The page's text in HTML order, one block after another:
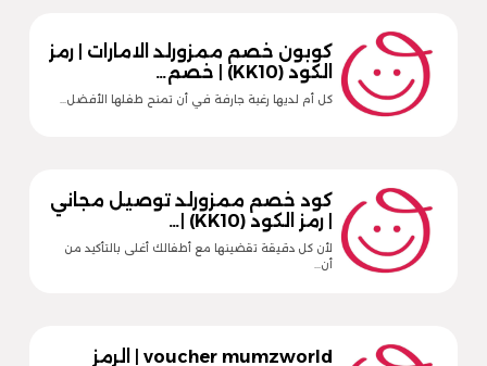
كوبون خصم ممزورلد الامارات | رمز
الكود (KK10) | خصم…
كل أم لديها رغبة جارفة في أن تمنح طفلها الأفضل…
كود خصم ممزورلد توصيل مجاني
| رمز الكود (KK10) |…
لأن كل دقيقة تقضينها مع أطفالك أغلى بالتأكيد من
أن…
voucher mumzworld | الرمز